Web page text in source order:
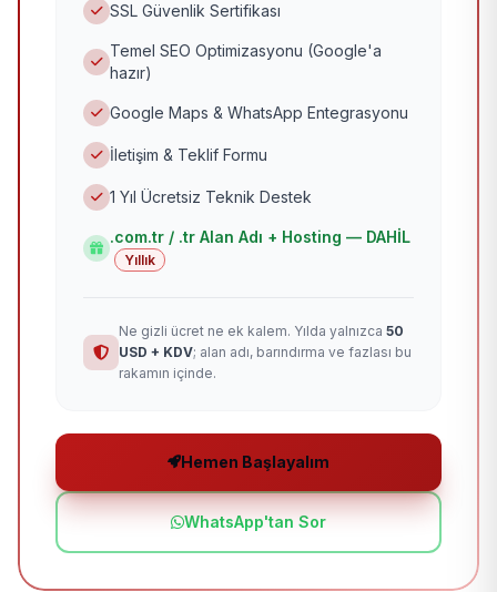
SSL Güvenlik Sertifikası
Temel SEO Optimizasyonu (Google'a
hazır)
Google Maps & WhatsApp Entegrasyonu
İletişim & Teklif Formu
1 Yıl Ücretsiz Teknik Destek
.com.tr / .tr Alan Adı + Hosting — DAHİL
Yıllık
Ne gizli ücret ne ek kalem. Yılda yalnızca 50
USD + KDV; alan adı, barındırma ve fazlası bu
rakamın içinde.
Hemen Başlayalım
WhatsApp'tan Sor